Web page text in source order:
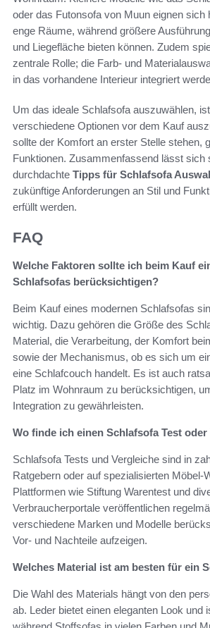
oder das Futonsofa von Muun eignen sich
enge Räume, während größere
und Liegefläche bieten können. Zudem
zentrale Rolle; die Farb- und
in das vorhandene Interieur integriert
Um das ideale Schlafsofa auszuwählen,
verschiedene Optionen vor dem Kauf
sollte der Komfort an erster Stelle stehen,
Funktionen. Zusammenfassend lässt sich
durchdachte Tipps für Schlafsofa
zukünftige Anforderungen an Stil und
erfüllt werden.
FAQ
Welche Faktoren sollte ich beim Kauf
Schlafsofas berücksichtigen?
Beim Kauf eines modernen Schlafsofas
wichtig. Dazu gehören die Größe des
Material, die Verarbeitung, der Komfort
sowie der Mechanismus, ob es sich um
eine Schlafcouch handelt. Es ist auch
Platz im Wohnraum zu berücksichtigen,
Integration zu gewährleisten.
Wo finde ich einen Schlafsofa Test
Schlafsofa Tests und Vergleiche sind in
Ratgebern oder auf spezialisierten Möbel-
Plattformen wie Stiftung Warentest und
Verbraucherportale veröffentlichen
verschiedene Marken und Modelle
Vor- und Nachteile aufzeigen.
Welches Material ist am besten für ein
Die Wahl des Materials hängt von den
ab. Leder bietet einen eleganten Look und